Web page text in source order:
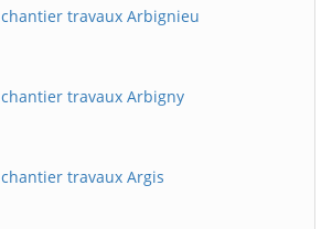
travaux Arbignieu
travaux Arbigny
travaux Argis